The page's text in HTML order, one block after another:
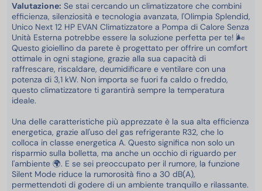
Valutazione: Se stai cercando un climatizzatore che combini
efficienza, silenziosità e tecnologia avanzata, l'Olimpia Splendid,
Unico Next 12 HP EVAN Climatizzatore a Pompa di Calore Senza
Unità Esterna potrebbe essere la soluzione perfetta per te! 🌬️
Questo gioiellino da parete è progettato per offrire un comfort
ottimale in ogni stagione, grazie alla sua capacità di
raffrescare, riscaldare, deumidificare e ventilare con una
potenza di 3,1 kW. Non importa se fuori fa caldo o freddo,
questo climatizzatore ti garantirà sempre la temperatura
ideale.
Una delle caratteristiche più apprezzate è la sua alta efficienza
energetica, grazie all'uso del gas refrigerante R32, che lo
colloca in classe energetica A. Questo significa non solo un
risparmio sulla bolletta, ma anche un occhio di riguardo per
l'ambiente 🌍. E se sei preoccupato per il rumore, la funzione
Silent Mode riduce la rumorosità fino a 30 dB(A),
permettendoti di godere di un ambiente tranquillo e rilassante.